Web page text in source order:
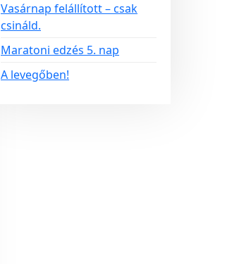
Vasárnap felállított – csak
csináld.
Maratoni edzés 5. nap
A levegőben!